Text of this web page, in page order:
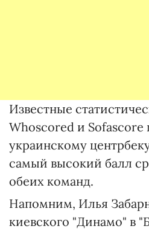
Известные
Whoscored и Sofascore
украинскому
самый высокий балл
обеих команд.
Напомним, Илья
киевского "Динамо" в